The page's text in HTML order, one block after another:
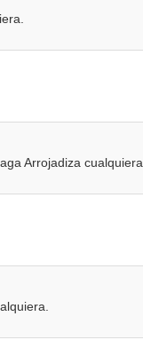
Arrojadiza cualquiera.